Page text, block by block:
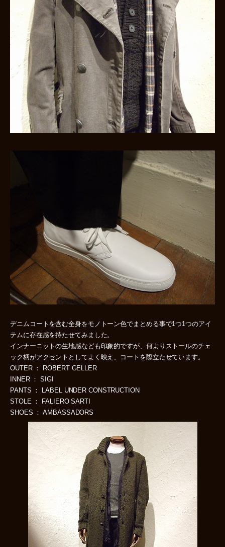
デニムコートを含む全身をモノトーン色でまとめる事で1つ1つのアイ
テムに存在感を持たせてみました。
インナーニットの生地感なども印象的ですが、何よりストールのチェ
ック柄がアクセントとしてよく映え、コートを際立たせています。
OUTER ： ROBERT GELLER
INNER ： SIGI
PANTS ： LABEL UNDER CONSTRUCTION
STOLE ： FALIERO SARTI
SHOES ： AMBASSADORS